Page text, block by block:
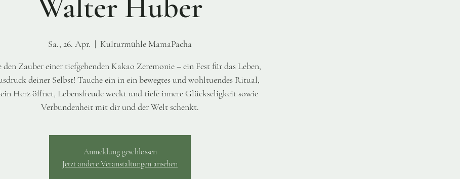
Walter Huber
Sa., 26. Apr.
  |
Kulturmühle MamaPacha
den Zauber einer tiefgehenden Kakao Zeremonie – ein Fest für das Leben,
deiner Selbst! Tauche ein in ein bewegtes und wohltuendes Ritual,
Herz öffnet, Lebensfreude weckt und tiefe innere Glückseligkeit sowie
Verbundenheit mit dir und der Welt schenkt.
Anmeldung geschlossen
Jetzt andere Veranstaltungen ansehen